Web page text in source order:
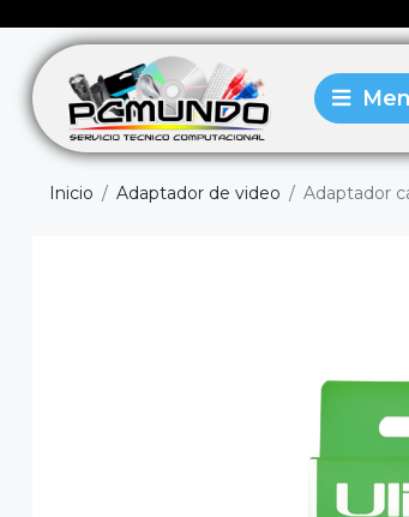
Inicio Adaptador de video Adaptador